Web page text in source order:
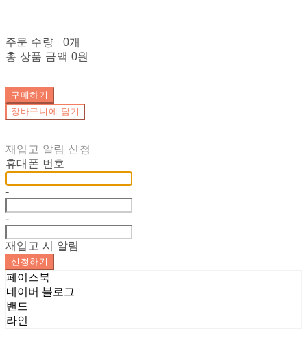
주문 수량
0개
총 상품 금액 0원
구매하기
장바구니에 담기
재입고 알림 신청
휴대폰 번호
-
-
재입고 시 알림
신청하기
페이스북
네이버 블로그
밴드
라인